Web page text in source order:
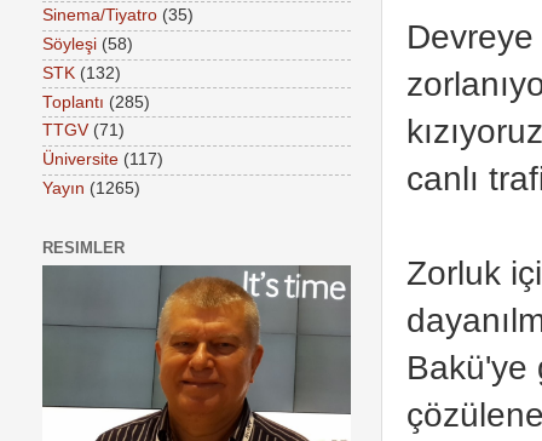
canlı
Zorluk
Bakü'ye
Sinema/Tiyatro (35)
Söyleşi (58)
STK (132)
Toplantı (285)
TTGV (71)
Üniversite (117)
Yayın (1265)
RESIMLER